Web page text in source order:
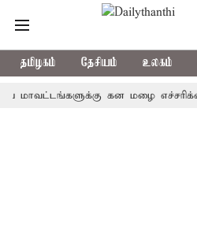
தமிழகம் தேசியம் உலகம்
கன மழை எச்சரிக்கை